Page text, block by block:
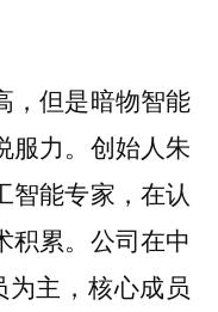
，但是暗物智能
服力。创始人朱
智能专家，在认
积累。公司在中
主，核心成员